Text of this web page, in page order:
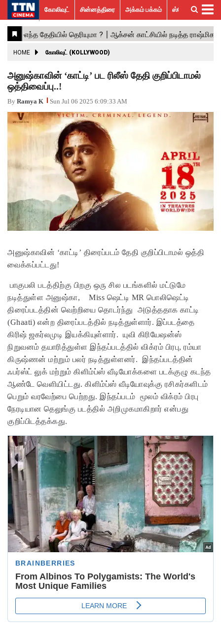
கோலிவுட்
சின்னத்திரை
பாலிவுட்
ஹாலிவுட்
அக்கம்
பக்கம்
ஸ்பெஷல்
ஸ்டோரீஸ்
விமர்சனம்
GALLERY
ACTRESS
ACTORS
MOVIESTILLS
EVENTS
VIDEOS
What’s
Hot
Trending
News
கோலிவுட் சின்னத்திரை அக்கம் பக்கம் ஸ்பெஷல் ஸ்டோரீஸ்
HOME கோலிவுட் (KOLLYWOOD)
அனுஷ்காவின் ‘காட்டி’ பட ரிலீஸ் தேதி குறிப்பிடாமல்
ஒத்திவைப்பு..!
By Ramya K Sun Jul 06 2025 6:09:33 AM
அனுஷ்காவின் ‘காட்டி’ திரைப்படம் தேதி குறிப்பிடாமல் ஒத்தி
வைக்கப்பட்டது!
பாகுபலி படத்திற்கு பிறகு ஒரு சில படங்களில் மட்டுமே
நடித்துள்ள அனுஷ்கா, Miss ஷெட்டி MR பொலிஷெட்டி
திரைப்படத்தின் வெற்றியை தொடர்ந்து அடுத்ததாக காட்டி
(Ghaati) என்ற திரைப்படத்தில் நடித்துள்ளார். இப்படத்தை
கிரிஷ் ஜகர்லமுடி இயக்கியுள்ளார். யுவி கிரியேஷன்ஸ்
நிறுவனம் தயாரித்துள்ள இந்தப்படத்தில் விக்ரம் பிரபு, ரம்யா
கிருஷ்ணன் மற்றும் பலர் நடித்துள்ளனர். இந்தப்படத்தின்
ஃபர்ஸ்ட் லுக் மற்றும் கிளிம்ப்ஸ் வீடியோக்களை படக்குழு கடந்த
ஆண்டே வெளியிட்டது. கிளிம்ப்ஸ் வீடியோவுக்கு ரசிகர்களிடம்
பெறும் வரவேற்பை பெற்றது. இந்தப்படம் மூலம் விக்ரம் பிரபு
நேரடியான தெலுங்கு படத்தில் அறிமுகமாகிறார் என்பது
குறிப்பிடத்தக்கது.